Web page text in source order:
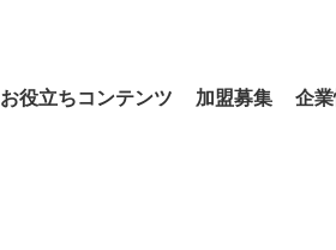
お役立ちコンテンツ 加盟募集 企